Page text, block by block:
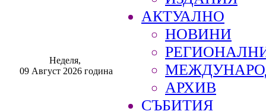
Неделя,
09 Август 2026 година
АКТУАЛНО
НОВИНИ
АРХИВ
СЪБИТИЯ